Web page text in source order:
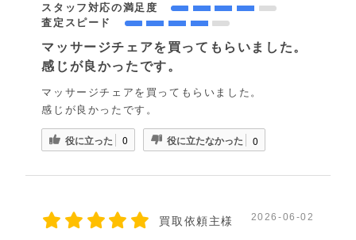
スタッフ対応の満足度
査定スピード
マッサージチェアを買ってもらいました。
感じが良かったです。
マッサージチェアを買ってもらいました。
感じが良かったです。
役に立った 0 役に立たなかった 0
買取依頼主様 2026-06-02